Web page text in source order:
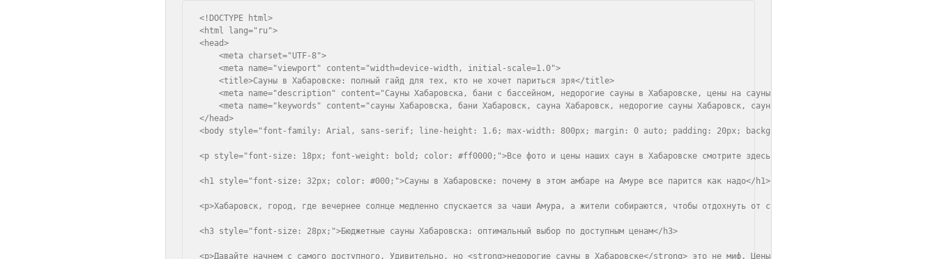
<!DOCTYPE html>
<html lang="ru">
<head>
    <meta charset="UTF-8">
    <meta name="viewport" content="width=device-width, initial-scale=1.0">
    <title>Сауны в Хабаровске: полный гайд для тех, кто не хочет париться зря</title>
<meta name="description" content="Сауны Хабаровска, бани с бассейном, недорогие сауны в Хабаровске, цены на сауны, сауна Хабаровск с джакузи,
<meta name="keywords" content="сауны Хабаровска, бани Хабаровск, сауна Хабаровск, недорогие сауны Хабаровск, сауна с бассейном Хабаровск, русская
</head>
<body style="font-family: Arial, sans-serif; line-height: 1.6; max-width: 800px; margin: 0 auto; padding: 20px; background: #fff; color: #333;">
<p style="font-size: 18px; font-weight: bold; color: #ff0000;">Все фото и цены наших саун в Хабаровске смотрите здесь: <a href="https://private-
<h1 style="font-size: 32px; color: #000;">Сауны в Хабаровске: почему в этом амбаре на Амуре все парится как надо</h1>
<p>Хабаровск, город, где вечернее солнце медленно спускается за чаши Амура, а жители собираются, чтобы отдохнуть от суеты. Вот тут-то и
<h3 style="font-size: 28px;">Бюджетные сауны Хабаровска: оптимальный выбор по доступным ценам</h3>
<p>Давайте начнем с самого доступного. Удивительно, но <strong>недорогие сауны в Хабаровске</strong> это не миф. Цены прижались к разумным